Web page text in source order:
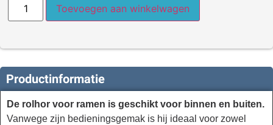
Toevoegen aan winkelwagen
Productinformatie
De rolhor voor ramen is geschikt voor binnen en buiten.
Vanwege zijn bedieningsgemak is hij ideaal voor zowel